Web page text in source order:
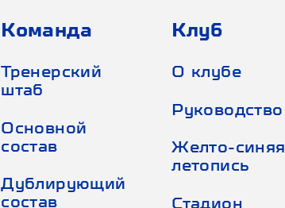
Команда
Тренерский
штаб
Основной
состав
Дублирующий
состав
Клуб
О клубе
Руководство
Желто-синяя
летопись
Стадион